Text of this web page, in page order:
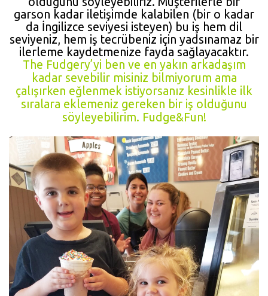
garson kadar iletişimde kalabilen (bir o kadar
da İngilizce seviyesi isteyen) bu iş hem dil
seviyeniz, hem iş tecrübeniz için yadsınamaz bir
ilerleme kaydetmenize fayda sağlayacaktır.
The Fudgery’yi ben ve en yakın arkadaşım
kadar sevebilir misiniz bilmiyorum ama
çalışırken eğlenmek istiyorsanız kesinlikle ilk
sıralara eklemeniz gereken bir iş olduğunu
söyleyebilirim. Fudge&Fun!